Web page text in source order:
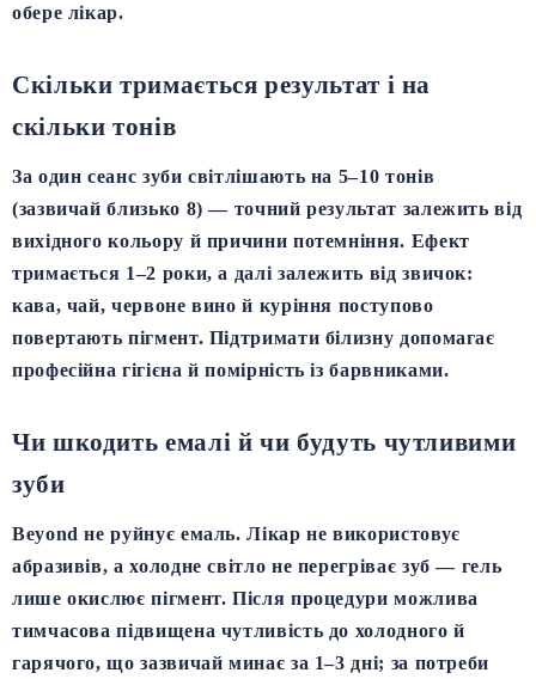
обере лікар.
Скільки тримається результат і на
скільки тонів
За один сеанс зуби світлішають на 5–10 тонів
(зазвичай близько 8) — точний результат залежить від
вихідного кольору й причини потемніння. Ефект
тримається 1–2 роки, а далі залежить від звичок:
кава, чай, червоне вино й куріння поступово
повертають пігмент. Підтримати білизну допомагає
професійна гігієна й помірність із барвниками.
Чи шкодить емалі й чи будуть чутливими
зуби
Beyond не руйнує емаль. Лікар не використовує
абразивів, а холодне світло не перегріває зуб — гель
лише окислює пігмент. Після процедури можлива
тимчасова підвищена чутливість до холодного й
гарячого, що зазвичай минає за 1–3 дні; за потреби